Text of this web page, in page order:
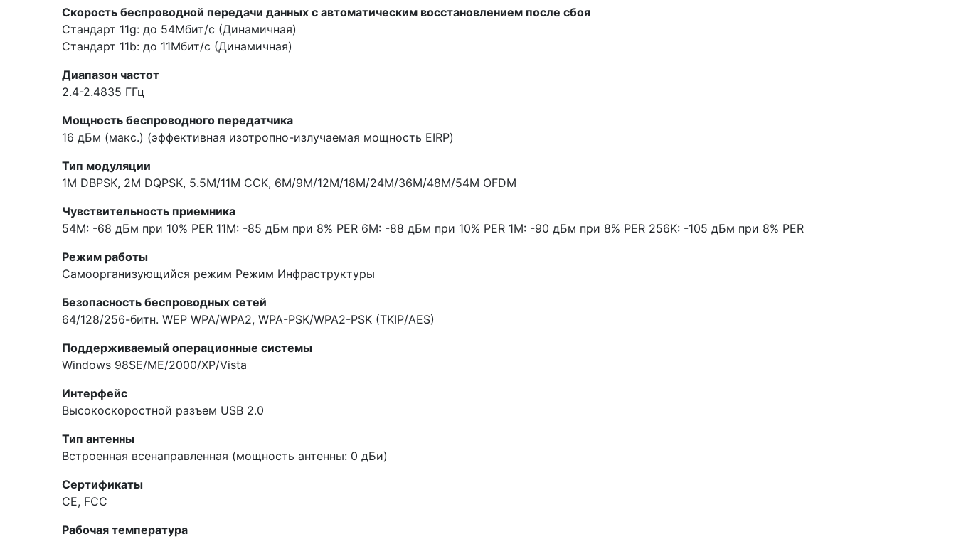
Скорость беспроводной передачи данных с автоматическим восстановлением после сбоя
Стандарт 11g: до 54Мбит/с (Динамичная)
Стандарт 11b: до 11Мбит/с (Динамичная)
Диапазон частот
2.4-2.4835 ГГц
Мощность беспроводного передатчика
16 дБм (макс.) (эффективная изотропно-излучаемая мощность EIRP)
Тип модуляции
1M DBPSK, 2M DQPSK, 5.5M/11M CCK, 6M/9M/12M/18M/24M/36M/48M/54M OFDM
Чувствительность приемника
54M: -68 дБм при 10% PER 11M: -85 дБм при 8% PER 6M: -88 дБм при 10% PER 1M: -90 дБм при 8% PER 256K: -105 дБм при 8% PER
Режим работы
Самоорганизующийся режим Режим Инфраструктуры
Безопасность беспроводных сетей
64/128/256-битн. WEP WPA/WPA2, WPA-PSK/WPA2-PSK (TKIP/AES)
Поддерживаемый операционные системы
Windows 98SE/ME/2000/XP/Vista
Интерфейс
Высокоскоростной разъем USB 2.0
Тип антенны
Встроенная всенаправленная (мощность антенны: 0 дБи)
Сертификаты
CE, FCC
Рабочая температура